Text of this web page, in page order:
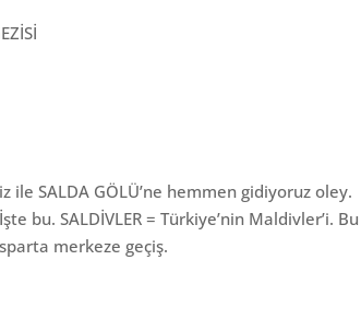
ile SALDA GÖLÜ’ne hemmen gidiyoruz oley.
bu. SALDİVLER = Türkiye’nin Maldivler’i. Bu
merkeze geçiş.